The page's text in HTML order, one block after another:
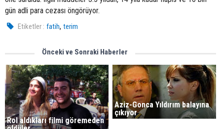
gün adli para cezası öngörüyor.
Etiketler : fatih,terim
Önceki ve Sonraki Haberler
Rol aldıkları filmi göremeden
Aziz-Gonca Yıldırım balayına
çıkıyor